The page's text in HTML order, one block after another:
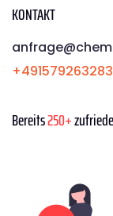
KONTAKT
Bereits250+